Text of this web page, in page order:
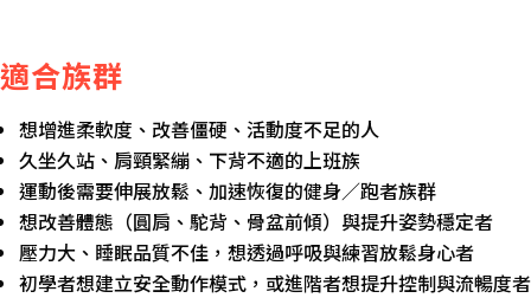
適合族群
想增進柔軟度、改善僵硬、活動度不足的人
久坐久站、肩頸緊繃、下背不適的上班族
運動後需要伸展放鬆、加速恢復的健身／跑者族群
想改善體態（圓肩、駝背、骨盆前傾）與提升姿勢穩定者
壓力大、睡眠品質不佳，想透過呼吸與練習放鬆身心者
初學者想建立安全動作模式，或進階者想提升控制與流暢度者